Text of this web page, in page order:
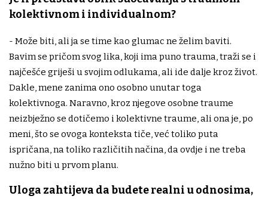
kolektivnom i individualnom?
- Može biti, ali ja se time kao glumac ne želim baviti.
Bavim se pričom svog lika, koji ima puno trauma, traži se i
najčešće griješi u svojim odlukama, ali ide dalje kroz život.
Dakle, mene zanima ono osobno unutar toga
kolektivnoga. Naravno, kroz njegove osobne traume
neizbježno se dotičemo i kolektivne traume, ali ona je, po
meni, što se ovoga konteksta tiče, već toliko puta
ispričana, na toliko različitih načina, da ovdje i ne treba
nužno biti u prvom planu.
Uloga zahtijeva da budete realni u odnosima,